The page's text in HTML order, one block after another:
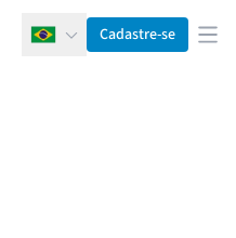
PortuguêsCadastre-se